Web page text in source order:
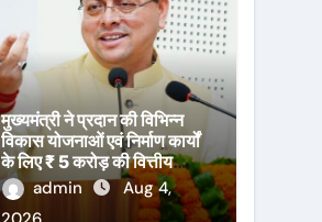
मुख्यमंत्री ने प्रदान की विभिन्न
विकास योजनाओं एवं निर्माण कार्यों
के लिए ₹ 5 करोड़ की वित्तीय
स्वीकृति।
admin
Aug 4,